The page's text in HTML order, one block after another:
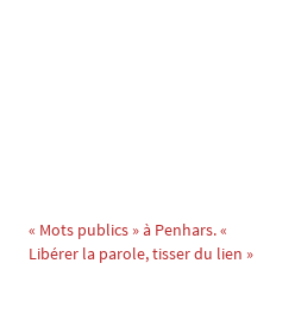
« Mots publics » à Penhars. «
Libérer la parole, tisser du lien »